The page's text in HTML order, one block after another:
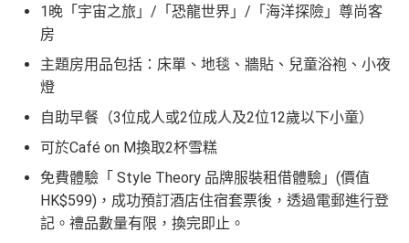
1晚「宇宙之旅」/「恐龍世界」/「海洋探險」尊尚客
房
主題房用品包括：床單、地毯、牆貼、兒童浴袍、小夜
燈
自助早餐（3位成人或2位成人及2位12歲以下小童）
可於Café on M換取2杯雪糕
免費體驗「 Style Theory 品牌服裝租借體驗」(價值
HK$599)，成功預訂酒店住宿套票後，透過電郵進行登
記。禮品數量有限，換完即止。